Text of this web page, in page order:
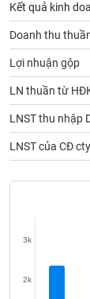
Kết quả kinh
Doanh thu
Lợi nhuận gộp
LN thuần từ
LNST thu nhập
LNST của CĐ
2k
3k
Báo
cáo
phân
tích
(-)
Thuật
ngữ
(-)
Dịch
tạo